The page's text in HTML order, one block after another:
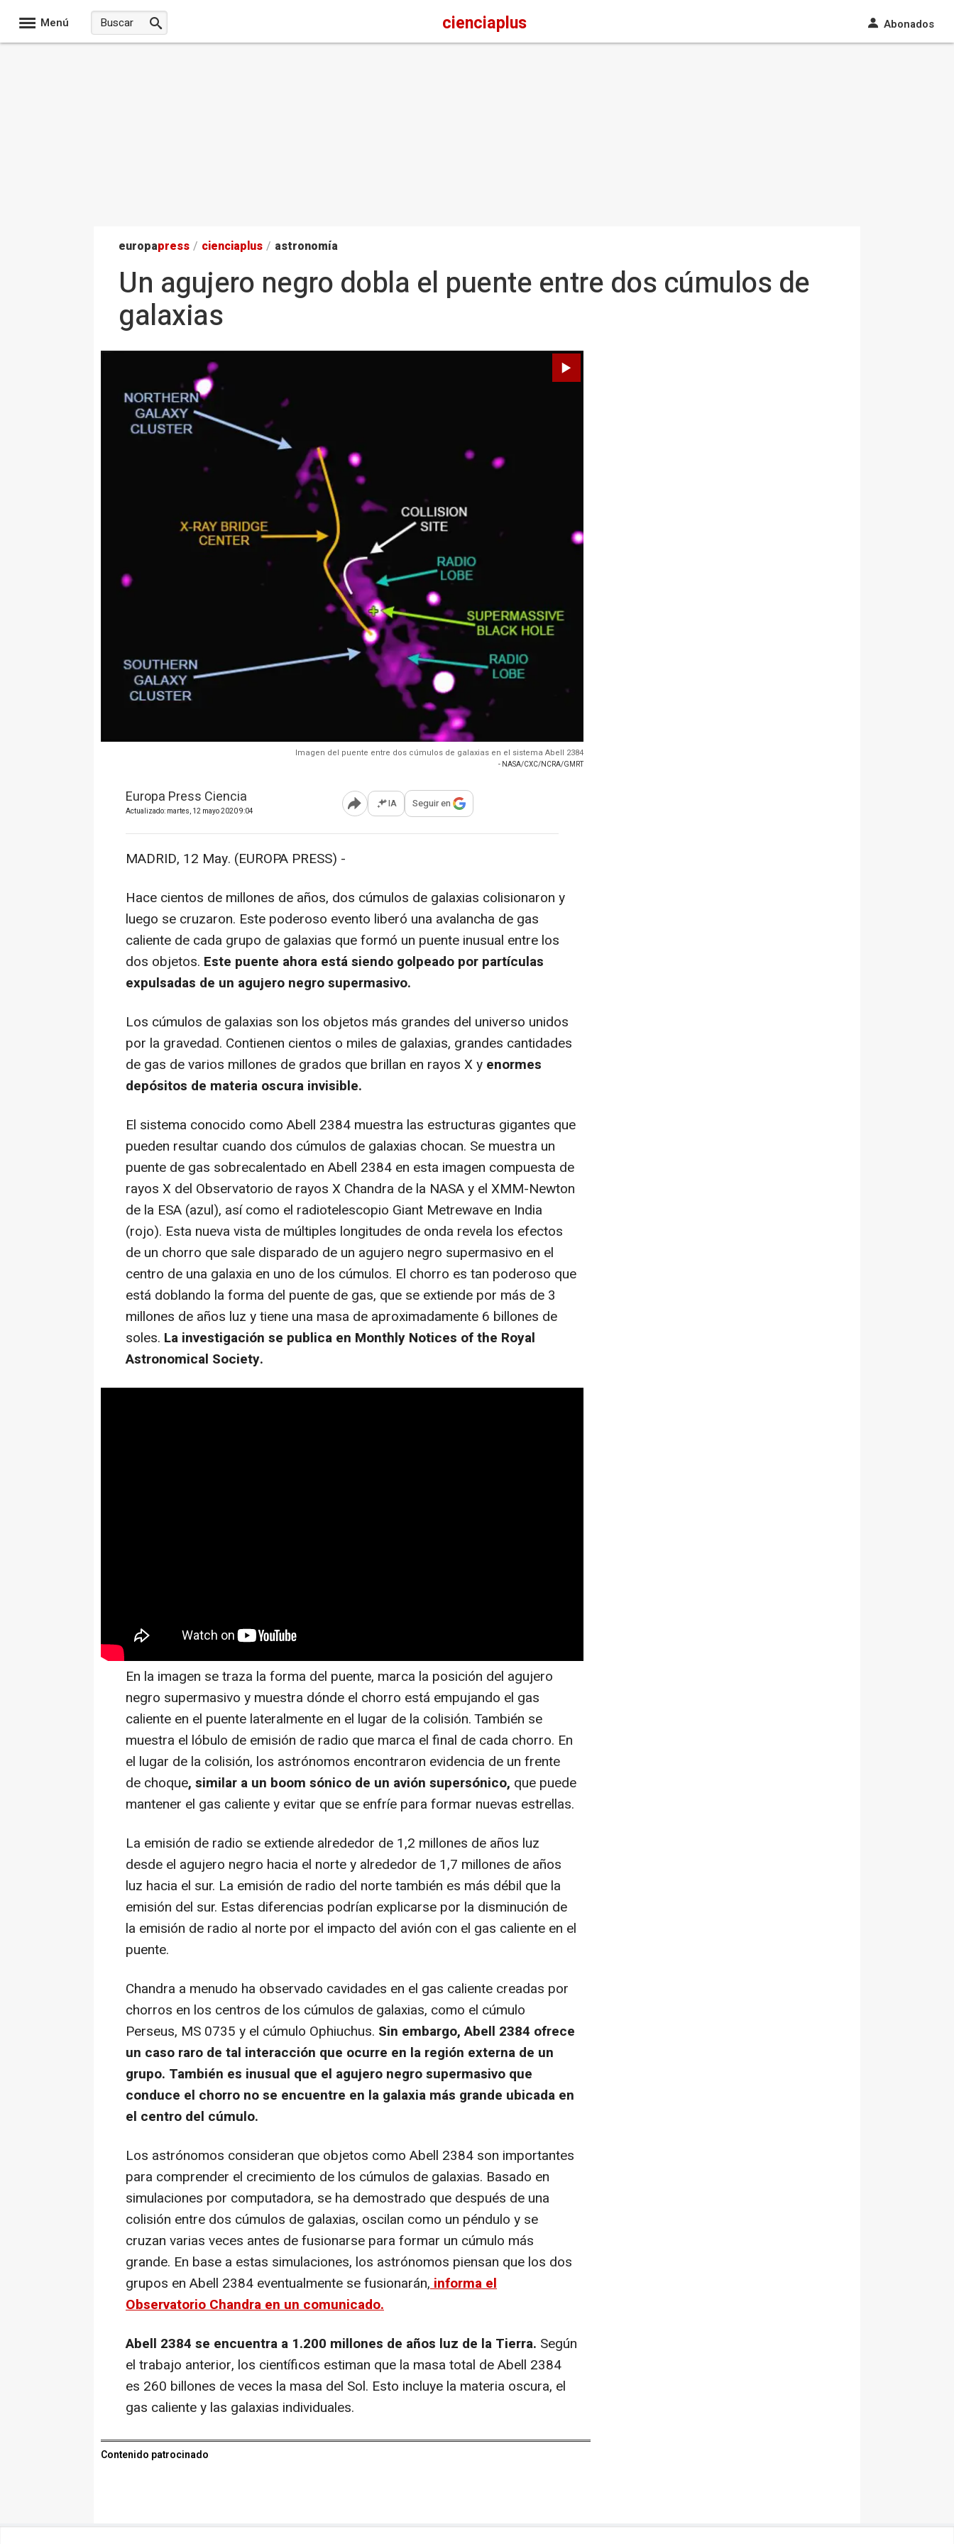
Menú cienciaplus Abonados
europapress / cienciaplus / astronomía
Un agujero negro dobla el puente entre dos cúmulos de
galaxias
Imagen del puente entre dos cúmulos de galaxias en el sistema Abell 2384
- NASA/CXC/NCRA/GMRT
Europa Press Ciencia
Actualizado: martes, 12 mayo 2020 9:04 Abrir opciones para compartir
IA Seguir en
MADRID, 12 May. (EUROPA PRESS) -
Hace cientos de millones de años, dos cúmulos de galaxias colisionaron y
luego se cruzaron. Este poderoso evento liberó una avalancha de gas
caliente de cada grupo de galaxias que formó un puente inusual entre los
dos objetos. Este puente ahora está siendo golpeado por partículas
expulsadas de un agujero negro supermasivo.
Los cúmulos de galaxias son los objetos más grandes del universo unidos
por la gravedad. Contienen cientos o miles de galaxias, grandes cantidades
de gas de varios millones de grados que brillan en rayos X y enormes
depósitos de materia oscura invisible.
El sistema conocido como Abell 2384 muestra las estructuras gigantes que
pueden resultar cuando dos cúmulos de galaxias chocan. Se muestra un
puente de gas sobrecalentado en Abell 2384 en esta imagen compuesta de
rayos X del Observatorio de rayos X Chandra de la NASA y el XMM-Newton
de la ESA (azul), así como el radiotelescopio Giant Metrewave en India
(rojo). Esta nueva vista de múltiples longitudes de onda revela los efectos
de un chorro que sale disparado de un agujero negro supermasivo en el
centro de una galaxia en uno de los cúmulos. El chorro es tan poderoso que
está doblando la forma del puente de gas, que se extiende por más de 3
millones de años luz y tiene una masa de aproximadamente 6 billones de
soles. La investigación se publica en Monthly Notices of the Royal
Astronomical Society.
En la imagen se traza la forma del puente, marca la posición del agujero
negro supermasivo y muestra dónde el chorro está empujando el gas
caliente en el puente lateralmente en el lugar de la colisión. También se
muestra el lóbulo de emisión de radio que marca el final de cada chorro. En
el lugar de la colisión, los astrónomos encontraron evidencia de un frente
de choque, similar a un boom sónico de un avión supersónico, que puede
mantener el gas caliente y evitar que se enfríe para formar nuevas estrellas.
La emisión de radio se extiende alrededor de 1,2 millones de años luz
desde el agujero negro hacia el norte y alrededor de 1,7 millones de años
luz hacia el sur. La emisión de radio del norte también es más débil que la
emisión del sur. Estas diferencias podrían explicarse por la disminución de
la emisión de radio al norte por el impacto del avión con el gas caliente en el
puente.
Chandra a menudo ha observado cavidades en el gas caliente creadas por
chorros en los centros de los cúmulos de galaxias, como el cúmulo
Perseus, MS 0735 y el cúmulo Ophiuchus. Sin embargo, Abell 2384 ofrece
un caso raro de tal interacción que ocurre en la región externa de un
grupo. También es inusual que el agujero negro supermasivo que
conduce el chorro no se encuentre en la galaxia más grande ubicada en
el centro del cúmulo.
Los astrónomos consideran que objetos como Abell 2384 son importantes
para comprender el crecimiento de los cúmulos de galaxias. Basado en
simulaciones por computadora, se ha demostrado que después de una
colisión entre dos cúmulos de galaxias, oscilan como un péndulo y se
cruzan varias veces antes de fusionarse para formar un cúmulo más
grande. En base a estas simulaciones, los astrónomos piensan que los dos
grupos en Abell 2384 eventualmente se fusionarán,informa el
Observatorio Chandra en un comunicado.
Abell 2384 se encuentra a 1.200 millones de años luz de la Tierra. Según
el trabajo anterior, los científicos estiman que la masa total de Abell 2384
es 260 billones de veces la masa del Sol. Esto incluye la materia oscura, el
gas caliente y las galaxias individuales.
Contenido patrocinado